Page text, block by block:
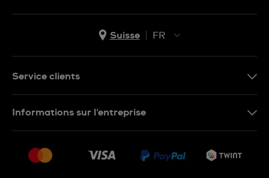
Suisse
FR
IT
Service clients
Retours
Informations sur l'entreprise
Jobs